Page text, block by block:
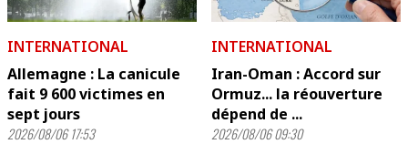
INTERNATIONAL
Allemagne : La canicule
fait 9 600 victimes en
sept jours
2026/08/06 17:53
INTERNATIONAL
Iran-Oman : Accord sur
Ormuz... la réouverture
dépend de ...
2026/08/06 09:30